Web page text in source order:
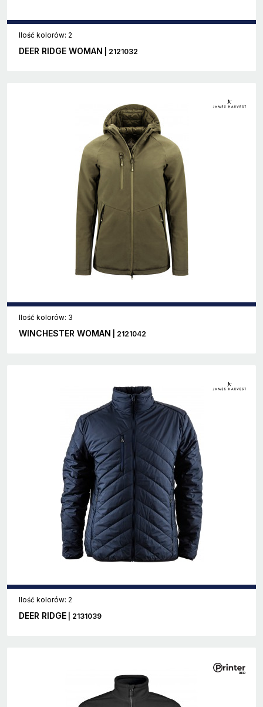
Ilość kolorów: 2
DEER RIDGE WOMAN | 2121032
Ilość kolorów: 3
WINCHESTER WOMAN | 2121042
Ilość kolorów: 2
DEER RIDGE | 2131039